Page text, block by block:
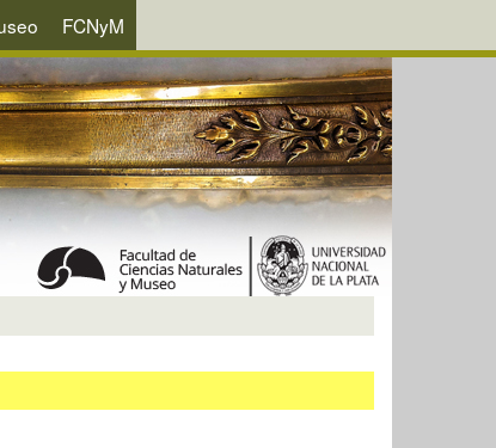
FCNyM